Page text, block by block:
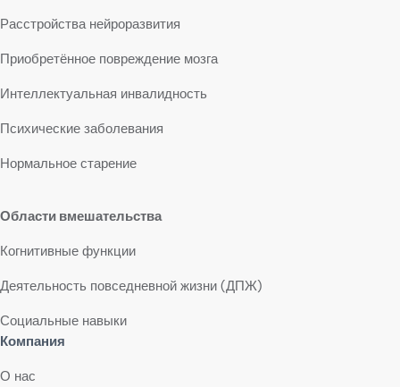
Расстройства нейроразвития
Приобретённое повреждение мозга
Интеллектуальная инвалидность
Психические заболевания
Нормальное старение
Области вмешательства
Когнитивные функции
Деятельность повседневной жизни (ДПЖ)
Социальные навыки
Компания
О нас